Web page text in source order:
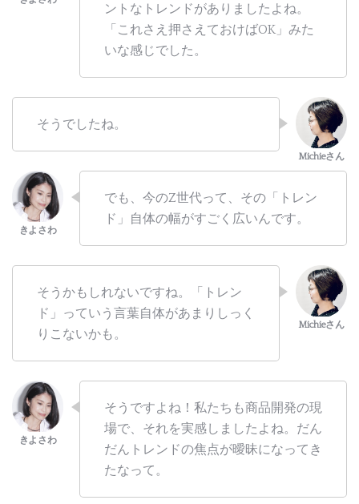
ントなトレンドがありましたよね。
「これさえ押さえておけばOK」みた
いな感じでした。
そうでしたね。
でも、今のZ世代って、その「トレン
ド」自体の幅がすごく広いんです。
そうかもしれないですね。「トレン
ド」っていう言葉自体があまりしっく
りこないかも。
そうですよね！私たちも商品開発の現
場で、それを実感しましたよね。だん
だんトレンドの焦点が曖昧になってき
たなって。